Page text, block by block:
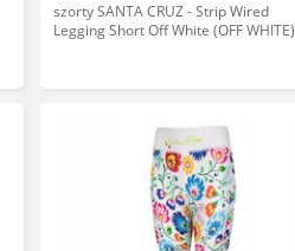
szorty SANTA CRUZ - Strip Wired
Legging Short Off White (OFF WHITE)